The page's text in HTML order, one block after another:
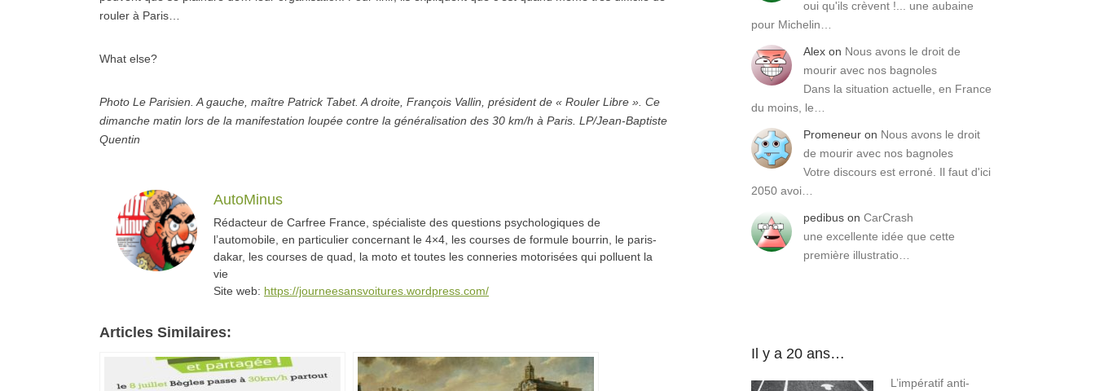
rouler à Paris…
What else?
Photo Le Parisien. A gauche, maître Patrick Tabet. A droite, François Vallin, président de « Rouler Libre ». Ce
dimanche matin lors de la manifestation loupée contre la généralisation des 30 km/h à Paris. LP/Jean-Baptiste
Quentin
AutoMinus
Rédacteur de Carfree France, spécialiste des questions psychologiques de
l’automobile, en particulier concernant le 4×4, les courses de formule bourrin, le paris-
dakar, les courses de quad, la moto et toutes les conneries motorisées qui polluent la
vie
Site web: https://journeesansvoitures.wordpress.com/
Articles Similaires:
oui qu'ils crèvent !... une aubaine
pour Michelin…
Alex on Nous avons le droit de
mourir avec nos bagnoles
Dans la situation actuelle, en France
du moins, le…
Promeneur on Nous avons le droit
de mourir avec nos bagnoles
Votre discours est erroné. Il faut d'ici
2050 avoi…
pedibus on CarCrash
une excellente idée que cette
première illustratio…
Il y a 20 ans…
L’impératif anti-